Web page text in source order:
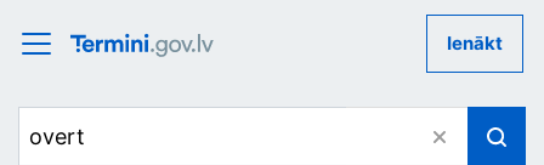
Ienākt